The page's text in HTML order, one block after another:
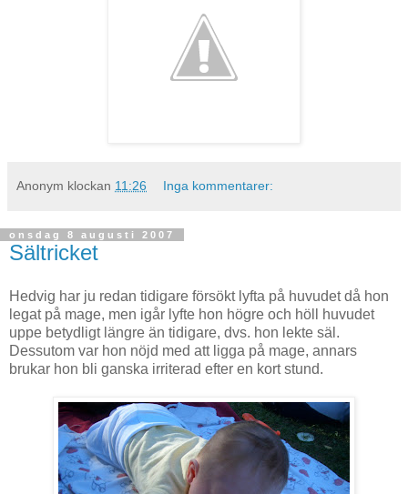
Anonym klockan 11:26 Inga kommentarer:
onsdag 8 augusti 2007
Sältricket
Hedvig har ju redan tidigare försökt lyfta på huvudet då hon
legat på mage, men igår lyfte hon högre och höll huvudet
uppe betydligt längre än tidigare, dvs. hon lekte säl.
Dessutom var hon nöjd med att ligga på mage, annars
brukar hon bli ganska irriterad efter en kort stund.